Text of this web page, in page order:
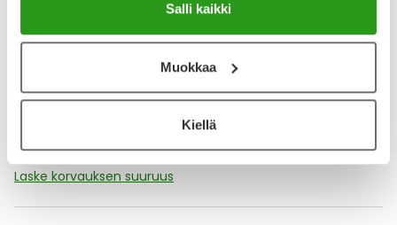
Salli kaikki
Muokkaa
Kiellä
Lue lisää muistuttajasta
Kela-korvattavuus ja reseptin toimitusmaksu
Tämä tuote ei ole Kela-korvattava. Reseptin
toimitusmaksu 2,46 € lisätään tuotteen hintaan.
Laske korvauksen suuruus